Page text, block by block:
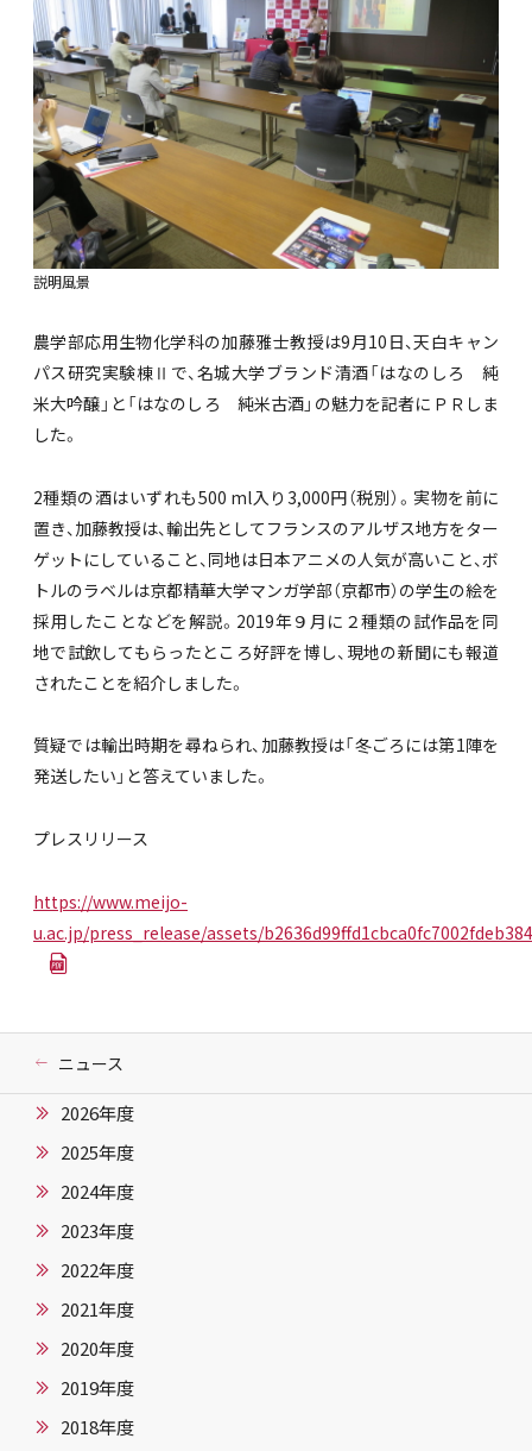
説明風景
農学部応用生物化学科の加藤雅士教授は9月10日、天白キャン
パス研究実験棟Ⅱで、名城大学ブランド清酒「はなのしろ 純
米大吟醸」と「はなのしろ 純米古酒」の魅力を記者にＰＲしま
した。
2種類の酒はいずれも500 ml入り3,000円（税別）。実物を前に
置き、加藤教授は、輸出先としてフランスのアルザス地方をター
ゲットにしていること、同地は日本アニメの人気が高いこと、ボ
トルのラベルは京都精華大学マンガ学部（京都市）の学生の絵を
採用したことなどを解説。2019年９月に２種類の試作品を同
地で試飲してもらったところ好評を博し、現地の新聞にも報道
されたことを紹介しました。
質疑では輸出時期を尋ねられ、加藤教授は「冬ごろには第1陣を
発送したい」と答えていました。
プレスリリース
https://www.meijo-
u.ac.jp/press_release/assets/
ニュース
2026年度
2025年度
2024年度
2023年度
2022年度
2021年度
2020年度
2019年度
2018年度